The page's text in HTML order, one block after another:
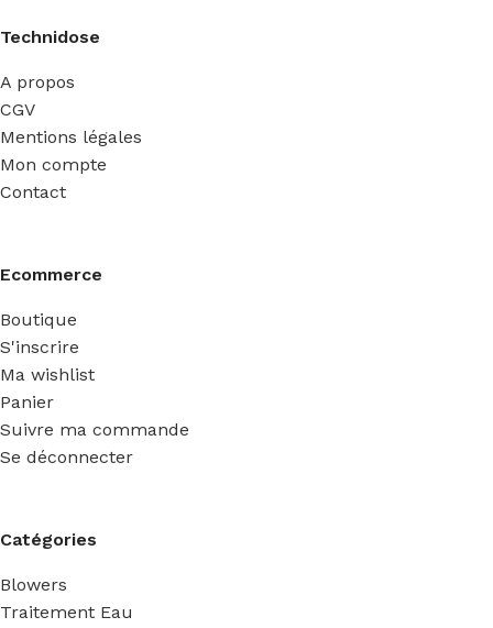
Technidose
A propos
CGV
Mentions légales
Mon compte
Contact
Ecommerce
Boutique
S'inscrire
Ma wishlist
Panier
Suivre ma commande
Se déconnecter
Catégories
Blowers
Traitement Eau